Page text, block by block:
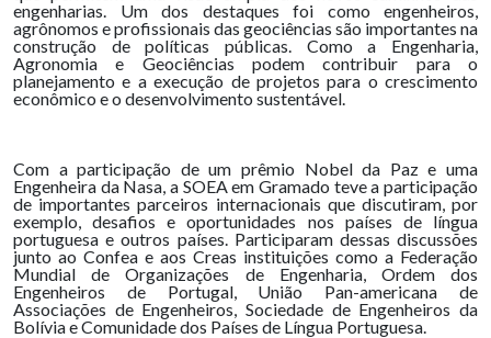
engenharias. Um dos destaques foi como engenheiros,
agrônomos e profissionais das geociências são importantes na
construção de políticas públicas. Como a Engenharia,
Agronomia e Geociências podem contribuir para o
planejamento e a execução de projetos para o crescimento
econômico e o desenvolvimento sustentável.
Com a participação de um prêmio Nobel da Paz e uma
Engenheira da Nasa, a SOEA em Gramado teve a participação
de importantes parceiros internacionais que discutiram, por
exemplo, desafios e oportunidades nos países de língua
portuguesa e outros países. Participaram dessas discussões
junto ao Confea e aos Creas instituições como a Federação
Mundial de Organizações de Engenharia, Ordem dos
Engenheiros de Portugal, União Pan-americana de
Associações de Engenheiros, Sociedade de Engenheiros da
Bolívia e Comunidade dos Países de Língua Portuguesa.